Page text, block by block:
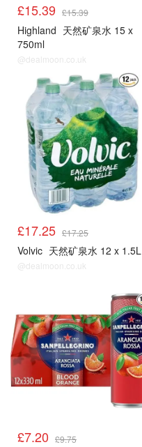
£15.39 £15.39
Highland 天然矿泉水 15 x
750ml
@dealmoon.co.uk
£17.25 £17.25
Volvic 天然矿泉水 12 x 1.5L
@dealmoon.co.uk
£7.20 £9.75